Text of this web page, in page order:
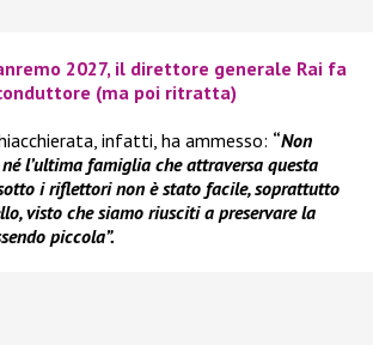
2027, il direttore generale Rai fa
(ma poi ritratta)
infatti, ha ammesso: “Non
l’ultima famiglia che attraversa questa
i riflettori non è stato facile, soprattutto
visto che siamo riusciti a preservare la
piccola”.